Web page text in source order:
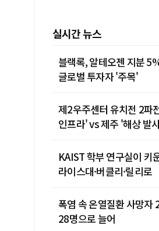
실시간 뉴스
블랙록, 알테오젠 지분
글로벌 투자자 '주목'
제2우주센터 유치전 2
인프라' vs 제주 '해상 발
KAIST 학부 연구실이 키
라이스대·버클리·릴리로
폭염 속 온열질환 사망
28명으로 늘어